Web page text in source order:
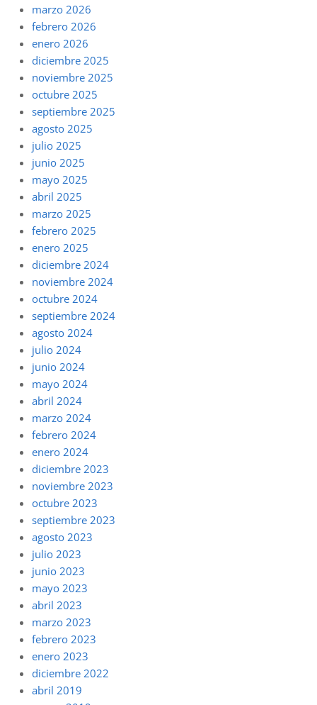
marzo 2026
febrero 2026
enero 2026
diciembre 2025
noviembre 2025
octubre 2025
septiembre 2025
agosto 2025
julio 2025
junio 2025
mayo 2025
abril 2025
marzo 2025
febrero 2025
enero 2025
diciembre 2024
noviembre 2024
octubre 2024
septiembre 2024
agosto 2024
julio 2024
junio 2024
mayo 2024
abril 2024
marzo 2024
febrero 2024
enero 2024
diciembre 2023
noviembre 2023
octubre 2023
septiembre 2023
agosto 2023
julio 2023
junio 2023
mayo 2023
abril 2023
marzo 2023
febrero 2023
enero 2023
diciembre 2022
abril 2019